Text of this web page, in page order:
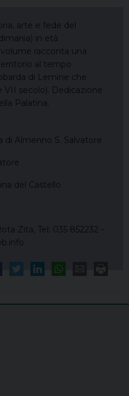
arte e fede del
in età
racconta una
al tempo
di Lemine che
secolo). Dedicazione
Palatina.
di Almenno S. Salvatore
del Castello
Zita, Tel: 035 852232 -